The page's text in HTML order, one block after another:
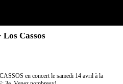
Los Cassos
en concert le samedi 14 avril à la